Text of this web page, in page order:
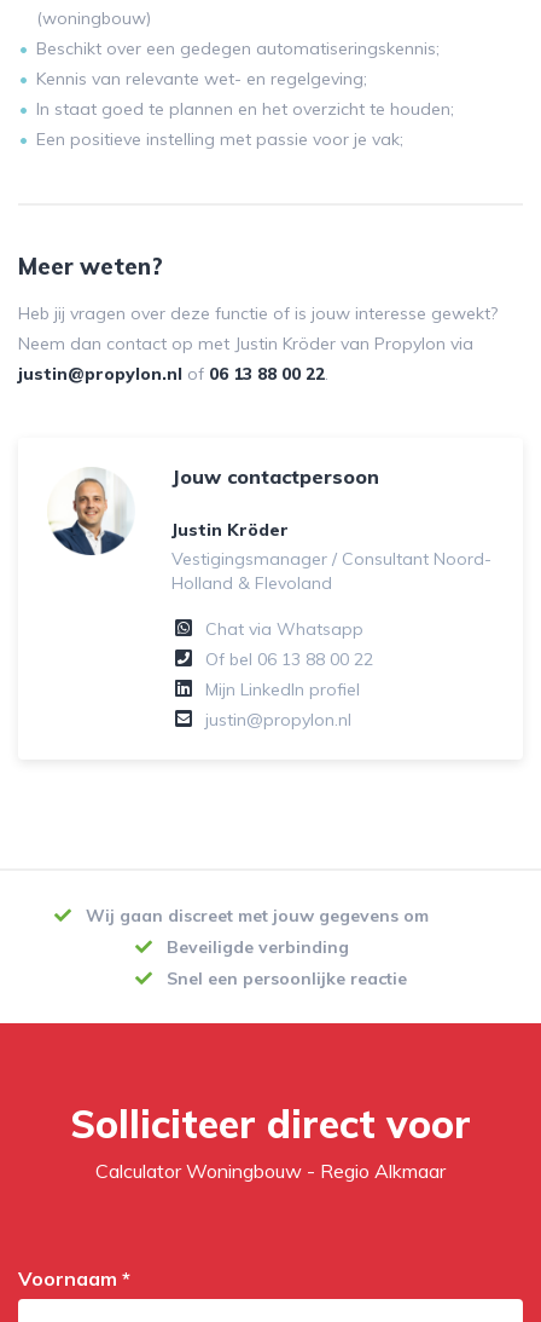
(woningbouw)
Beschikt over een gedegen automatiseringskennis;
Kennis van relevante wet- en regelgeving;
In staat goed te plannen en het overzicht te houden;
Een positieve instelling met passie voor je vak;
Meer weten?
Heb jij vragen over deze functie of is jouw interesse gewekt?
Neem dan contact op met Justin Kröder van Propylon via
justin@propylon.nl of 06 13 88 00 22.
Jouw contactpersoon
Justin Kröder
Vestigingsmanager / Consultant Noord-
Holland & Flevoland
Chat via Whatsapp
Of bel 06 13 88 00 22
Mijn LinkedIn profiel
justin@propylon.nl
Wij gaan discreet met jouw gegevens om
Beveiligde verbinding
Snel een persoonlijke reactie
Solliciteer direct voor
Calculator Woningbouw - Regio Alkmaar
Voornaam *